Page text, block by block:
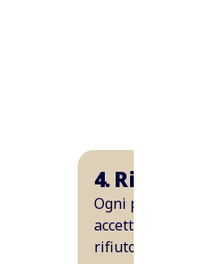
4.
Ogni persona
accettazione, di
rifiuto.